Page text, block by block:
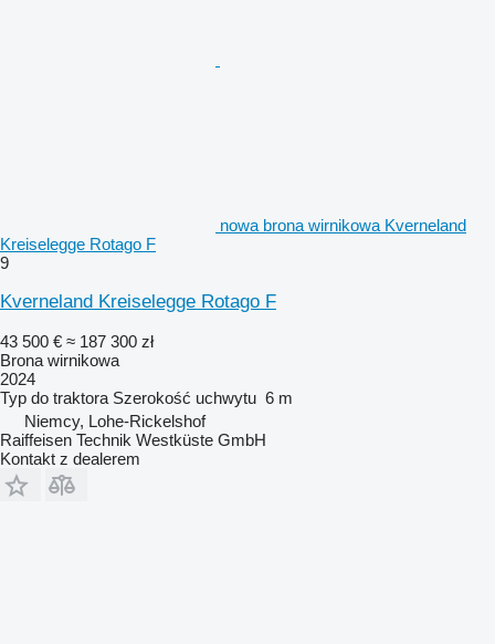
nowa brona wirnikowa Kverneland
Kreiselegge Rotago F
9
Kverneland Kreiselegge Rotago F
43 500 € ≈ 187 300 zł
Brona wirnikowa
2024
Typ do traktora Szerokość uchwytu 6 m
Niemcy, Lohe-Rickelshof
Raiffeisen Technik Westküste GmbH
Kontakt z dealerem